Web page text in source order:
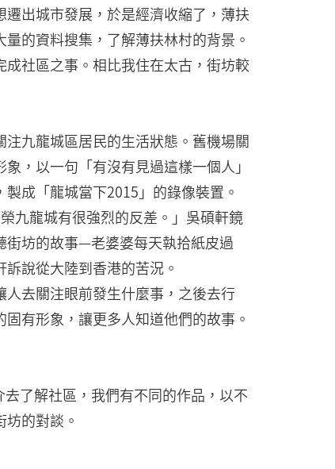
出城市發展，於是經濟收縮了，薄扶
的資料搜集，了解薄扶林村的背景。
社區之事。相比我住在太古，街坊較
九龍城區居民的生活狀態。舊機場關
，以一句「有沒有見過這樣一個人」
成「龍城當下2015」的錄像裝置。
九龍城有很強烈的反差。」吳碩軒鏡
街坊的故事—老婆婆每天執拾紙皮過
說從大陸到香港的苦況。
去關注眼前發生什麼事，之後去行
有形象，讓更多人知道他們的故事。
了解社區，我們有不同的作品，以不
的對談。